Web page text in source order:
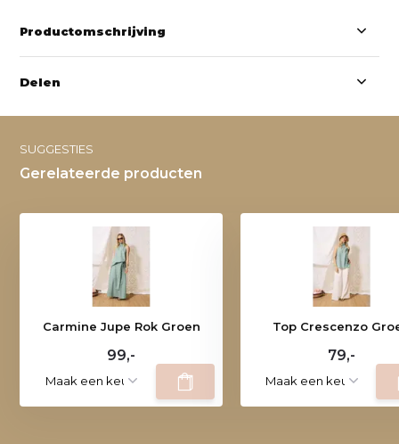
Productomschrijving
Delen
SUGGESTIES
Gerelateerde producten
Carmine Jupe Rok Groen
99,-
Top Crescenzo
79,-